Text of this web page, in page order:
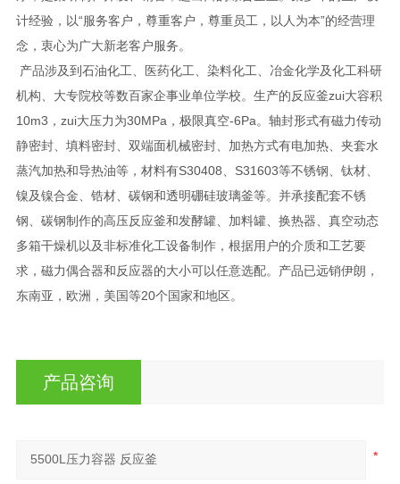
计经验，以“服务客户，尊重客户，尊重员工，以人为本”的经营理
念，衷心为广大新老客户服务。
产品涉及到石油化工、医药化工、染料化工、冶金化学及化工科研
机构、大专院校等数百家企事业单位学校。生产的反应釜zui大容积
10m3，zui大压力为30MPa，极限真空-6Pa。轴封形式有磁力传动
静密封、填料密封、双端面机械密封、加热方式有电加热、夹套水
蒸汽加热和导热油等，材料有S30408、S31603等不锈钢、钛材、
镍及镍合金、锆材、碳钢和透明硼硅玻璃釜等。并承接配套不锈
钢、碳钢制作的高压反应釜和发酵罐、加料罐、换热器、真空动态
多箱干燥机以及非标准化工设备制作，根据用户的介质和工艺要
求，磁力偶合器和反应器的大小可以任意选配。产品已远销伊朗，
东南亚，欧洲，美国等20个国家和地区。
产品咨询